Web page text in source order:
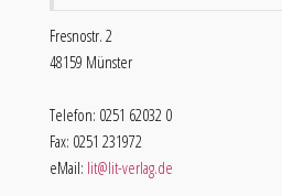
Fresnostr. 2
48159 Münster
Telefon: 0251 62032 0
Fax: 0251 231972
eMail: lit@lit-verlag.de